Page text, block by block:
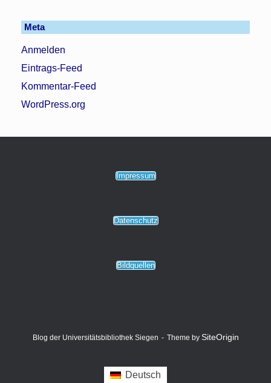
Meta
Anmelden
Eintrags-Feed
Kommentar-Feed
WordPress.org
Impressum
Datenschutz
Bildquellen
Blog der Universitätsbibliothek Siegen Theme by SiteOrigin
Deutsch